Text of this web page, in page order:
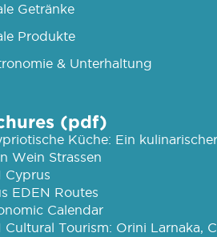
Getränke
Produkte
& Unterhaltung
(pdf)
Küche: Ein
Wein Strassen
Cyprus
EDEN Routes
Calendar
Cultural Tourism: Orini Larnaka,